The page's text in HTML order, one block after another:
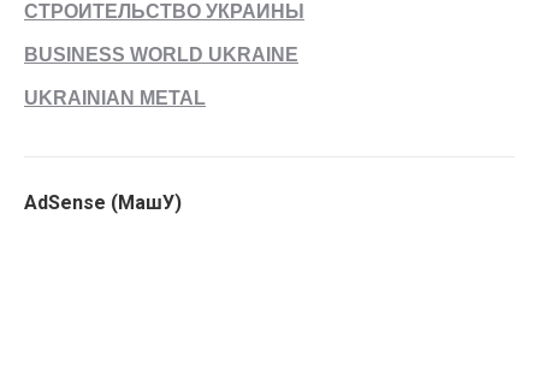
СТРОИТЕЛЬСТВО УКРАИНЫ
BUSINESS WORLD UKRAINE
UKRAINIAN METAL
AdSense (МашУ)